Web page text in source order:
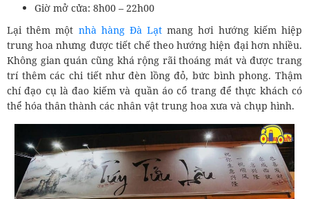
Giờ mở cửa: 8h00 – 22h00
Lại thêm một nhà hàng Đà Lạt mang hơi hướng kiếm hiệp
trung hoa nhưng được tiết chế theo hướng hiện đại hơn nhiều.
Không gian quán cũng khá rộng rãi thoáng mát và được trang
trí thêm các chi tiết như đèn lồng đỏ, bức bình phong. Thậm
chí đạo cụ là đao kiếm và quần áo cổ trang để thực khách có
thể hóa thân thành các nhân vật trung hoa xưa và chụp hình.